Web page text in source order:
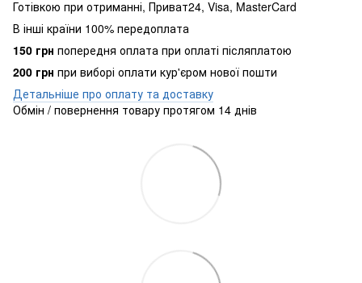
Готівкою при отриманні, Приват24, Visa, MasterCard
В інші країни 100% передоплата
150 грн попередня оплата при оплаті післяплатою
200 грн при виборі оплати кур'єром нової пошти
Детальніше про оплату та доставку
Обмін / повернення товару протягом 14 днів